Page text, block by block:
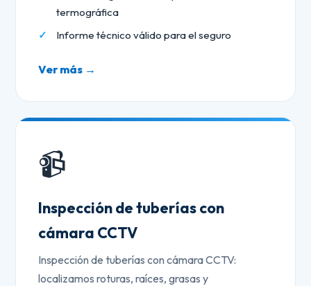
termográfica
Informe técnico válido para el seguro
Ver más →
📹
Inspección de tuberías con
cámara CCTV
Inspección de tuberías con cámara CCTV:
localizamos roturas, raíces, grasas y